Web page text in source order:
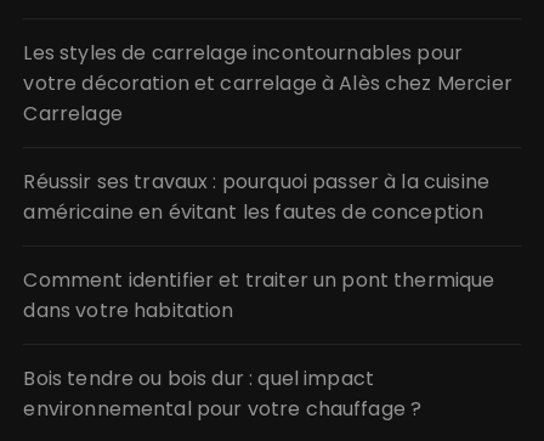
Les styles de carrelage incontournables pour
votre décoration et carrelage à Alès chez Mercier
Carrelage
Réussir ses travaux : pourquoi passer à la cuisine
américaine en évitant les fautes de conception
Comment identifier et traiter un pont thermique
dans votre habitation
Bois tendre ou bois dur : quel impact
environnemental pour votre chauffage ?